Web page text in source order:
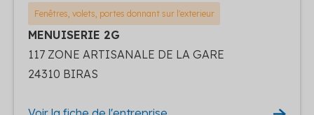
Fenêtres, volets, portes donnant sur l'exterieur
MENUISERIE 2G
117 ZONE ARTISANALE DE LA GARE
24310 BIRAS